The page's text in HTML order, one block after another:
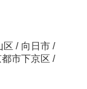
区 / 向日市 /
都市下京区 /